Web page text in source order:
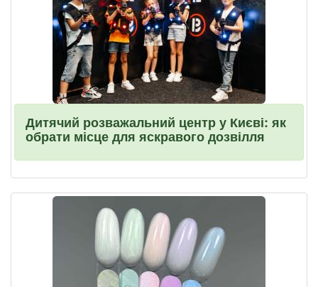
Дитячий розважальний центр у Києві: як
обрати місце для яскравого дозвілля